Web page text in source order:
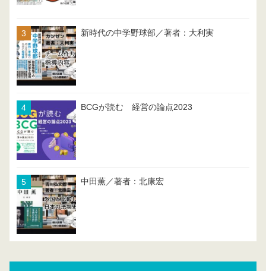
新時代の中学野球部／著者：大利実
BCGが読む 経営の論点2023
中田薫／著者：北康宏